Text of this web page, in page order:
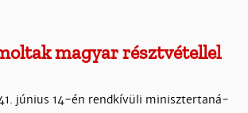
magyar résztvétellel
jú­nius 14-én rend­kí­vü­li mi­nisz­ter­ta­ná­